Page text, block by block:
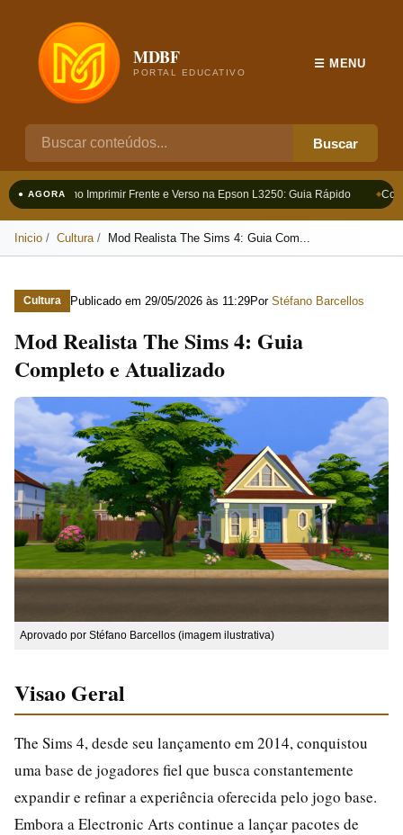
MDBF
PORTAL EDUCATIVO
Buscar
☰ MENU
● AGORAComo Imprimir Frente e Verso na Epson L3250: Guia Rápido
Inicio Cultura Mod Realista The Sims 4: Guia Com...
Cultura Publicado em 29/05/2026 às 11:29Por Stéfano Barcellos
Mod Realista The Sims 4: Guia
Completo e Atualizado
Aprovado por Stéfano Barcellos (imagem ilustrativa)
Visao Geral
The Sims 4, desde seu lançamento em 2014, conquistou
uma base de jogadores fiel que busca constantemente
expandir e refinar a experiência oferecida pelo jogo base.
Embora a Electronic Arts continue a lançar pacotes de